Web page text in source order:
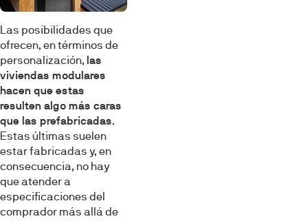
Las posibilidades que
ofrecen, en términos de
personalización, las
viviendas modulares
hacen que estas
resulten algo más caras
que las prefabricadas.
Estas últimas suelen
estar fabricadas y, en
consecuencia, no hay
que atender a
especificaciones del
comprador más allá de